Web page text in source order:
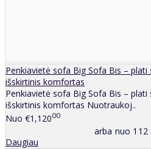
Penkiavietė sofa Big Sofa Bis –
išskirtinis komfortas
Penkiavietė sofa Big Sofa Bis –
išskirtinis komfortas Nuotraukoj..
Nuo €1,12000
arba nuo 112
Daugiau